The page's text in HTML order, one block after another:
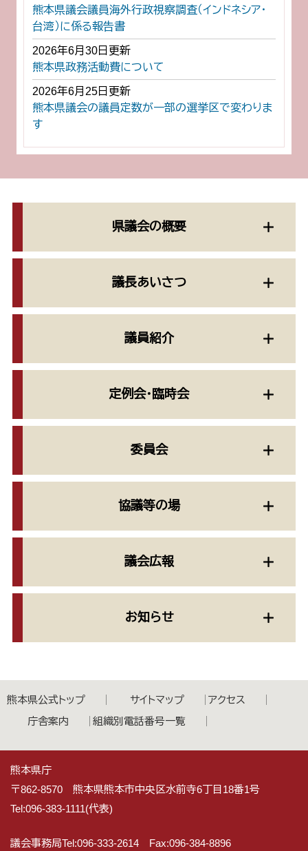
熊本県議会議員海外行政視察調査（インドネシア・
台湾）に係る報告書
2026年6月30日更新
熊本県政務活動費について
2026年6月25日更新
熊本県議会の議員定数が一部の選挙区で変わりま
す
県議会の概要
議長あいさつ
議員紹介
定例会・臨時会
委員会
協議等の場
議会広報
お知らせ
熊本県公式トップ サイトマップ
アクセス
庁舎案内
組織別電話番号一覧
熊本県庁
〒862-8570 熊本県熊本市中央区水前寺6丁目18番1号
Tel:096-383-1111(代表)
議会事務局Tel:096-333-2614 Fax:096-384-8896